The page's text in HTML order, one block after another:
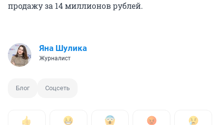
продажу за 14 миллионов рублей.
Яна Шулика
Журналист
Блог Соцсеть